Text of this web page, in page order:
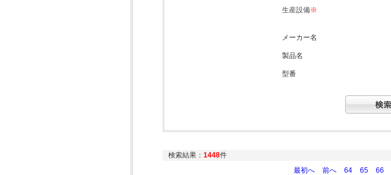
生産設備※
メーカー名
製品名
型番
検索結果： 1448件
最初へ
前へ 64 65 66